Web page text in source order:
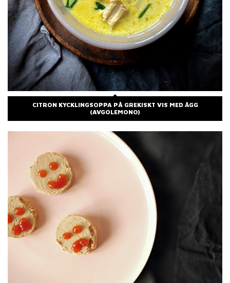
CITRON KYCKLINGSOPPA PÅ GREKISKT VIS MED ÄGG
(AVGOLEMONO)